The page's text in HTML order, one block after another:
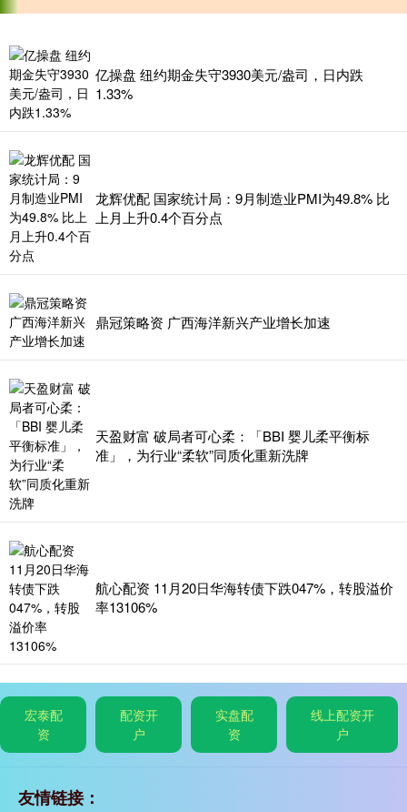
亿操盘 纽约期金失守3930美元/盎司，日内跌
1.33%
龙辉优配 国家统计局：9月制造业PMI为49.8% 比
上月上升0.4个百分点
鼎冠策略资 广西海洋新兴产业增长加速
天盈财富 破局者可心柔：「BBI 婴儿柔平衡标
准」，为行业“柔软”同质化重新洗牌
航心配资 11月20日华海转债下跌047%，转股溢价
率13106%
宏泰配
资
配资开
户
实盘配
资
线上配资开
户
友情链接：